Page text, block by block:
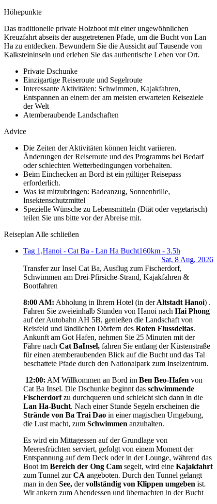
Höhepunkte
Das traditionelle private Holzboot mit einer ungewöhnlichen
Kreuzfahrt abseits der ausgetretenen Pfade, um die Bucht von Lan
Ha zu entdecken. Bewundern Sie die Aussicht auf Tausende von
Kalksteininseln und erleben Sie das authentische Leben vor Ort.
Private Dschunke
Einzigartige Reiseroute und Segelroute
Interessante Aktivitäten: Schwimmen, Kajakfahren,
Entspannen an einem der am meisten erwarteten Reiseziele
der Welt
Atemberaubende Landschaften
Advice
Die Zeiten der Aktivitäten können leicht variieren.
Änderungen der Reiseroute und des Programms bei Bedarf
oder schlechten Wetterbedingungen vorbehalten.
Beim Einchecken an Bord ist ein gültiger Reisepass
erforderlich.
Was ist mitzubringen: Badeanzug, Sonnenbrille,
Insektenschutzmittel
Spezielle Wünsche zu Lebensmitteln (Diät oder vegetarisch)
teilen Sie uns bitte vor der Abreise mit.
Reiseplan Alle schließen
Tag 1,Hanoi - Cat Ba - Lan Ha Bucht160km - 3.5h
Sat, 8 Aug, 2026
Transfer zur Insel Cat Ba, Ausflug zum Fischerdorf,
Schwimmen am Drei-Pfirsiche-Strand, Kajakfahren &
Bootfahren
8:00 AM: Abholung in Ihrem Hotel (in derAltstadt Hanoi) .
Fahren Sie zweieinhalb Stunden von Hanoi nach Hai Phong
auf der Autobahn AH 5B, genießen die Landschaft von
Reisfeld und ländlichen Dörfern des Roten Flussdeltas.
Ankunft am Got Hafen, nehmen Sie 25 Minuten mit der
Fähre nach Cat BaInsel, fahren Sie entlang der Küstenstraße
für einen atemberaubenden Blick auf die Bucht und das Tal
beschattete Pfade durch den Nationalpark zum Inselzentrum.
12:00: AM Willkommen an Bord im Ben Beo-Hafen von
Cat Ba Insel. Die Dschunke beginnt das schwimmende
Fischerdorfzu durchqueren und schleicht sich dann in die
Lan Ha-Bucht. Nach einer Stunde Segeln erscheinen die
Strände von Ba Trai Dao in einer magischen Umgebung,
die Lust macht, zum Schwimmen anzuhalten.
Es wird ein Mittagessen auf der Grundlage von
Meeresfrüchten serviert, gefolgt von einem Moment der
Entspannung auf dem Deck oder in der Lounge, während das
Boot im Bereich der Ong Cam segelt, wird eine Kajakfahrt
zum Tunnel zurCA angeboten. Durch den Tunnel gelangt
man in den See, dervollständig von Klippen umgeben ist.
Wir ankern zum Abendessen und übernachten in der Bucht